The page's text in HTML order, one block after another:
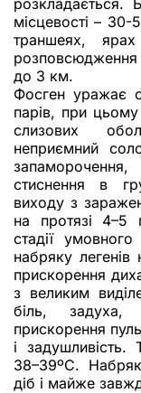
розкладається.
місцевості – 30-
траншеях,
до 3 км.
Фосген уражає
парів, при
слизових
неприємний
стиснення в
виходу з
на протязі 4–5
стадії
набряку легенів
прискорення
з великим
біль, задуха,
прискорення
і задушливість.
38–39ºС.
діб і майже